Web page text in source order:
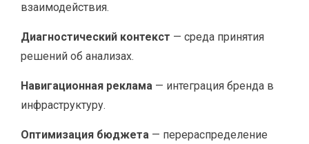
взаимодействия.
Диагностический контекст — среда принятия
решений об анализах.
Навигационная реклама — интеграция бренда в
инфраструктуру.
Оптимизация бюджета — перераспределение